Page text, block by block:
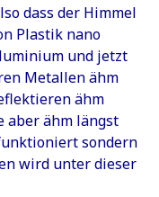
dass der Himmel
Plastik nano
und jetzt
Metallen ähm
ähm
aber ähm längst
sondern
wird unter dieser